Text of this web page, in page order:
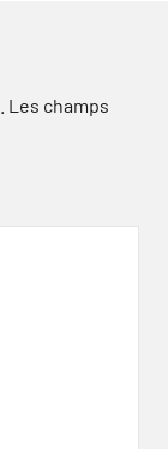
Les champs